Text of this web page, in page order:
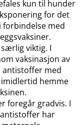
kun til hunder
for det
forbindelse med
viktig. I
vaksinasjon av
antistoffer med
hemme
foregår gradvis. I
har